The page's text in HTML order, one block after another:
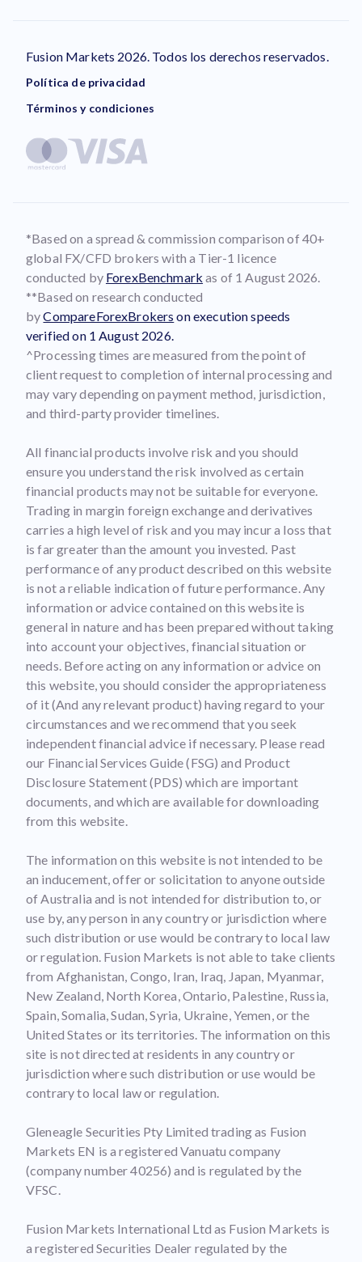
Fusion Markets 2026. Todos los derechos reservados.
Política de privacidad
Términos y condiciones
*Based on a spread & commission comparison of 40+
global FX/CFD brokers with a Tier-1 licence
conducted by ForexBenchmark as of 1 August 2026.
**Based on research conducted
byCompareForexBrokers on execution speeds
verified on 1 August 2026.
^Processing times are measured from the point of
client request to completion of internal processing and
may vary depending on payment method, jurisdiction,
and third-party provider timelines.
All financial products involve risk and you should
ensure you understand the risk involved as certain
financial products may not be suitable for everyone.
Trading in margin foreign exchange and derivatives
carries a high level of risk and you may incur a loss that
is far greater than the amount you invested. Past
performance of any product described on this website
is not a reliable indication of future performance. Any
information or advice contained on this website is
general in nature and has been prepared without taking
into account your objectives, financial situation or
needs. Before acting on any information or advice on
this website, you should consider the appropriateness
of it (And any relevant product) having regard to your
circumstances and we recommend that you seek
independent financial advice if necessary. Please read
our Financial Services Guide (FSG) and Product
Disclosure Statement (PDS) which are important
documents, and which are available for downloading
from this website.
The information on this website is not intended to be
an inducement, offer or solicitation to anyone outside
of Australia and is not intended for distribution to, or
use by, any person in any country or jurisdiction where
such distribution or use would be contrary to local law
or regulation. Fusion Markets is not able to take clients
from Afghanistan, Congo, Iran, Iraq, Japan, Myanmar,
New Zealand, North Korea, Ontario, Palestine, Russia,
Spain, Somalia, Sudan, Syria, Ukraine, Yemen, or the
United States or its territories. The information on this
site is not directed at residents in any country or
jurisdiction where such distribution or use would be
contrary to local law or regulation.
Gleneagle Securities Pty Limited trading as Fusion
Markets EN is a registered Vanuatu company
(company number 40256) and is regulated by the
VFSC.
Fusion Markets International Ltd as Fusion Markets is
a registered Securities Dealer regulated by the